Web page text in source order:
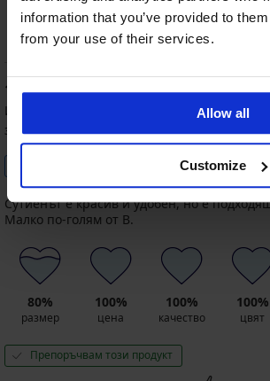
information that you’ve provided to
from your use of their services.
Allow all
Customize
0
100%
Иванка
закупен размер 85/B
Сутиенът е красив и удобен, но е
Малко по-голям от B.
80%
размер
100%
цена
100%
качество
100%
цвят
Препоръчвам този продукт